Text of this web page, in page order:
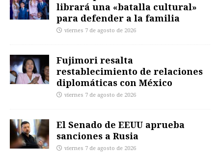
librará una «batalla cultural»
para defender a la familia
viernes 7 de agosto de 2026
Fujimori resalta
restablecimiento de relaciones
diplomáticas con México
viernes 7 de agosto de 2026
El Senado de EEUU aprueba
sanciones a Rusia
viernes 7 de agosto de 2026